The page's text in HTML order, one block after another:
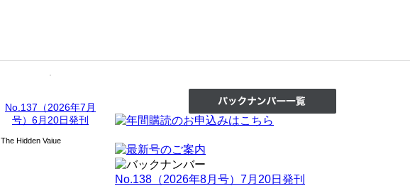
No.137（2026年7月
号）6月20日発刊
The Hidden Vaiue
No.138（2026年8月号）7月20日発刊